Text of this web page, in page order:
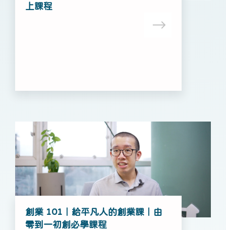
上課程
創業 101｜給平凡人的創業課｜由
零到一初創必學課程